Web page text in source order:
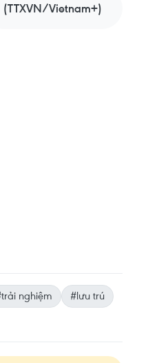
(TTXVN/Vietnam+)
nghiệm
#lưu trú